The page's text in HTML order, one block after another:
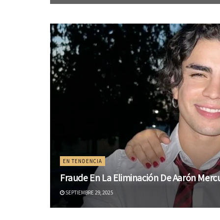
EN TENDENCIA
Fraude En La Eliminación De Aarón
SEPTIEMBRE 29, 2025